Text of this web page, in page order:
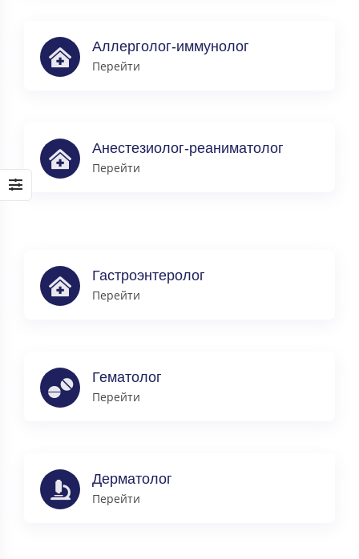
Аллерголог-иммунолог
Перейти
Анестезиолог-реаниматолог
Перейти
Гастроэнтеролог
Перейти
Гематолог
Перейти
Дерматолог
Перейти